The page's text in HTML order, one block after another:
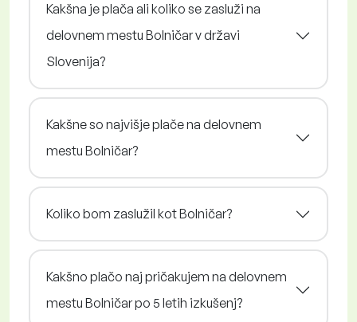
Kakšna je plača ali koliko se zasluži na
delovnem mestu Bolničar v državi
Slovenija?
Kakšne so najvišje plače na delovnem
mestu Bolničar?
Koliko bom zaslužil kot Bolničar?
Kakšno plačo naj pričakujem na delovnem
mestu Bolničar po 5 letih izkušenj?